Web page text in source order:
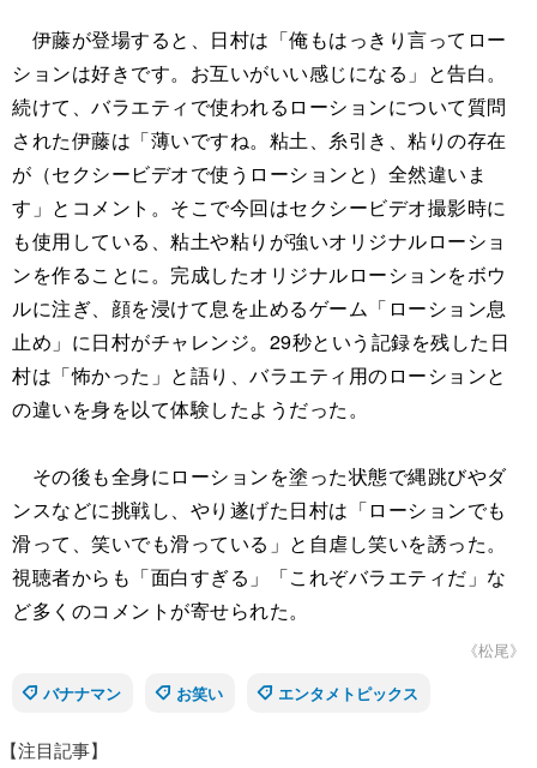
伊藤が登場すると、日村は「俺もはっきり言ってロー
ションは好きです。お互いがいい感じになる」と告白。
続けて、バラエティで使われるローションについて質問
された伊藤は「薄いですね。粘土、糸引き、粘りの存在
が（セクシービデオで使うローションと）全然違いま
す」とコメント。そこで今回はセクシービデオ撮影時に
も使用している、粘土や粘りが強いオリジナルローショ
ンを作ることに。完成したオリジナルローションをボウ
ルに注ぎ、顔を浸けて息を止めるゲーム「ローション息
止め」に日村がチャレンジ。29秒という記録を残した日
村は「怖かった」と語り、バラエティ用のローションと
の違いを身を以て体験したようだった。
その後も全身にローションを塗った状態で縄跳びやダ
ンスなどに挑戦し、やり遂げた日村は「ローションでも
滑って、笑いでも滑っている」と自虐し笑いを誘った。
視聴者からも「面白すぎる」「これぞバラエティだ」な
ど多くのコメントが寄せられた。
《松尾》
バナナマン
お笑い エンタメトピックス
【注目記事】